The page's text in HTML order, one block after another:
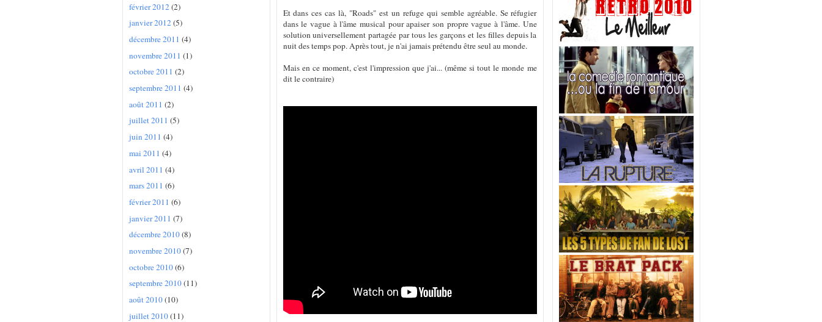
février 2012(2)
janvier 2012(5)
décembre 2011 (4)
novembre 2011 (1)
octobre 2011 (2)
septembre 2011 (4)
août 2011 (2)
juillet 2011 (5)
juin 2011 (4)
mai 2011 (4)
avril 2011 (4)
mars 2011 (6)
février 2011 (6)
janvier 2011 (7)
décembre 2010(8)
novembre 2010(7)
octobre 2010(6)
septembre 2010(11)
août 2010(10)
juillet 2010(11)
Et dans ces cas là, "Roads" est un refuge qui semble agréable. Se réfugier
dans le vague à l'âme musical pour apaiser son propre vague à l'âme. Une
solution universellement partagée par tous les garçons et les filles depuis la
nuit des temps pop. Après tout, je n'ai jamais prétendu être seul au monde.
Mais en ce moment, c'est l'impression que j'ai... (même si tout le monde me
dit le contraire)